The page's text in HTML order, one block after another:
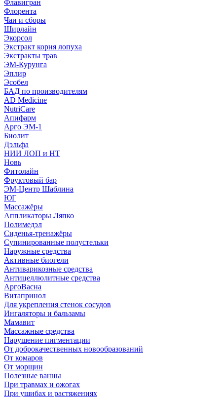
Флавигран
Флорента
Чаи и сборы
Ширлайн
Экорсол
Экстракт корня лопуха
Экстракты трав
ЭМ-Курунга
Эплир
Эсобел
БАД по производителям
AD Medicine
NutriCare
Апифарм
Арго ЭМ-1
Биолит
Дэльфа
НИИ ЛОП и НТ
Новь
Фитолайн
Фруктовый бар
ЭМ-Центр Шаблина
ЮГ
Массажёры
Аппликаторы Ляпко
Полимедэл
Сиденья-тренажёры
Супинированные полустельки
Наружные средства
Активные биогели
Антиварикозные средства
Антицеллюлитные средства
АргоВасна
Витапринол
Для укрепления стенок сосудов
Ингаляторы и бальзамы
Мамавит
Массажные средства
Нарушение пигментации
От доброкачественных новообразований
От комаров
От морщин
Полезные ванны
При травмах и ожогах
При ушибах и растяжениях